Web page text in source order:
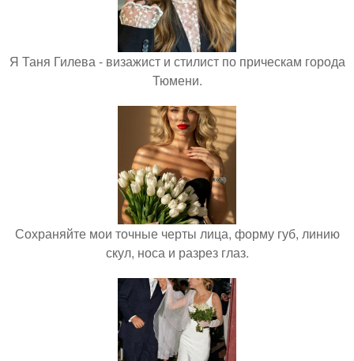
Я Таня Гилева - визажист и стилист по прическам города
Тюмени.
Сохраняйте мои точные черты лица, форму губ, линию
скул, носа и разрез глаз.